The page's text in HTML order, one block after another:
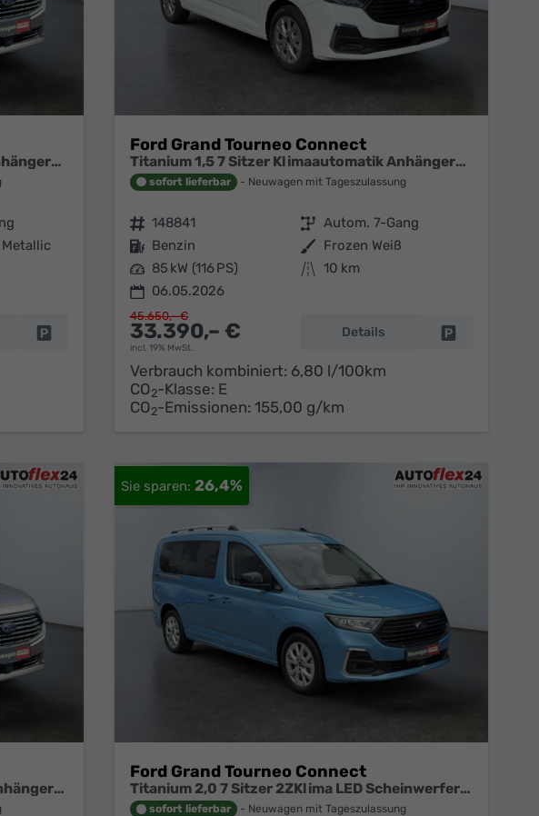
Titanium 1,5 7 Sitzer Klimaautomatik Anhängerkupplung Sitzheizung Einparkhilfe Kamera 17 Zoll Leichtmetall ACC
Fahrzeug parken
Ford Grand Tourneo Connect
Titanium 1,5 7 Sitzer Klimaautomatik Anhängerkupplung Sitzheizung Einparkhilfe Kamera 17 Zoll Leichtmetall ACC
sofort lieferbar Neuwagen mit Tageszulassung
Fahrzeugnr. 148841 Getriebe Autom. 7-Gang
Kraftstoff Benzin Außenfarbe Frozen Weiß
Leistung 85 kW (116 PS) Kilometerstand 10 km
06.05.2026
33.390,– €
incl. 19% MwSt.
45.650,– €
Details
Verbrauch kombiniert: 6,80 l/100km
CO2-Klasse: E
CO2-Emissionen: 155,00 g/km
Titanium 2,0 7 Sitzer Klimaautomatik Anhängerkupplung Sitzheizung Einparkhilfe Kamera 17 Zoll Leichtmetall ACC
26,4%
Ford Grand Tourneo Connect
Titanium 2,0 7 Sitzer 2ZKlima LED Scheinwerfer Anhängerkupplung Sitzheizung Einparkhilfe Kamera 17 Zoll Leichtmetall ACC
sofort lieferbar Neuwagen mit Tageszulassung